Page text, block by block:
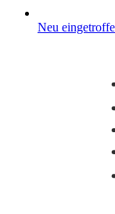
Neu